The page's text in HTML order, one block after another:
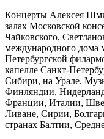
Концерты Алексея
залах Московской
Чайковского,
международного дома
Петербургской
капелле Санкт-
Сибири, на Урале.
Финляндии,
Франции, Италии,
Ливане, Сирии,
странах Балтии,